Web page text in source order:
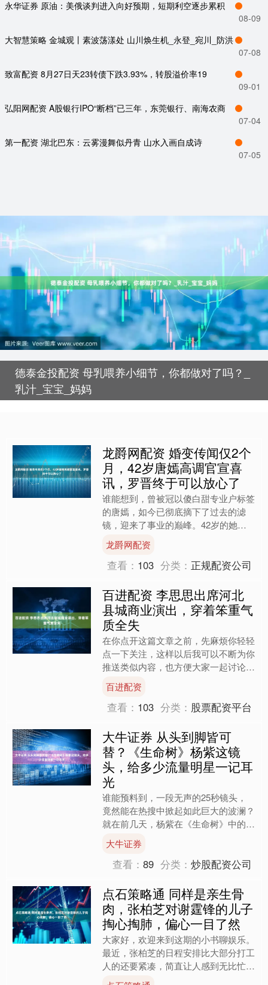
永华证券 原油：美俄谈判进入向好预期，短期利空逐步累积
08-09
大智慧策略 金城观丨素波荡漾处 山川焕生机_永登_宛川_防洪
07-08
致富配资 8月27日天23转债下跌3.93%，转股溢价率19
09-01
弘阳网配资 A股银行IPO“断档”已三年，东莞银行、南海农商
07-04
第一配资 湖北巴东：云雾漫舞似丹青 山水入画自成诗
07-05
德泰金投配资 母乳喂养小细节，你都做对了吗？_
乳汁_宝宝_妈妈
龙爵网配资 婚变传闻仅2个
月，42岁唐嫣高调官宣喜
讯，罗晋终于可以放心了
谁能想到，曾被冠以傻白甜专业户标签
的唐嫣，如今已彻底摘下了过去的滤
镜，迎来了事业的巅峰。42岁的她，
仿佛是从云层中跃然而出，焕发着别样
的光彩。曾经的甜妹人设早已....
龙爵网配资
查看： 103 分类： 正规配资公司
百进配资 李思思出席河北
县城商业演出，穿着笨重气
质全失
在你点开这篇文章之前，先麻烦你轻轻
点一下关注，这样以后我可以不断为你
推送类似内容，也方便大家一起讨论、
分享，你的支持对我真的很重要，让我
们一起努力，写出更打动人....
百进配资
查看： 103 分类： 股票配资平台
大牛证券 从头到脚皆可
替？《生命树》杨紫这镜
头，给多少流量明星一记耳
光
谁能预料到，一段无声的25秒镜头，
竟然能在热搜中掀起如此巨大的波澜？
就在前几天，杨紫在《生命树》中的一
场失焦眼神戏，让所有人都惊讶不已。
她饰演的白菊偶遇亲弟弟涉....
大牛证券
查看：89 分类：炒股配资公司
点石策略通 同样是亲生骨
肉，张柏芝对谢霆锋的儿子
掏心掏肺，偏心一目了然
大家好，欢迎来到这期的小书聊娱乐。
最近，张柏芝的日程安排比大部分打工
人的还要紧凑，简直让人感到无比忙
碌。2026年1月底，她带着三个儿子一